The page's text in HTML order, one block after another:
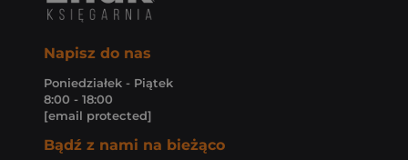
Napisz do nas
Poniedziałek - Piątek
8:00 - 18:00
[email protected]
Bądź z nami na bieżąco